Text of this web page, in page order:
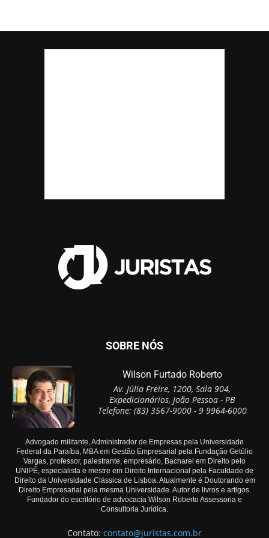
SOBRE NÓS
Wilson Furtado Roberto
Av. Júlia Freire, 1200, Sala 904,
Expedicionários, João Pessoa - PB
Telefone: (83) 3567-9000 - 9 9964-6000
Advogado militante, Administrador de Empresas pela Universidade
Federal da Paraíba, MBA em Gestão Empresarial pela Fundação Getúlio
Vargas, professor, palestrante, empresário, Bacharel em Direito pelo
UNIPÊ, especialista e mestre em Direito Internacional pela Faculdade de
Direito da Universidade Clássica de Lisboa. Atualmente é Doutorando em
Direito Empresarial pela mesma Universidade. Autor de livros e artigos.
Fundador do escritório de advocacia Wilson Roberto Assessoria e
Consultoria Jurídica.
Contato: contato@juristas.com.br